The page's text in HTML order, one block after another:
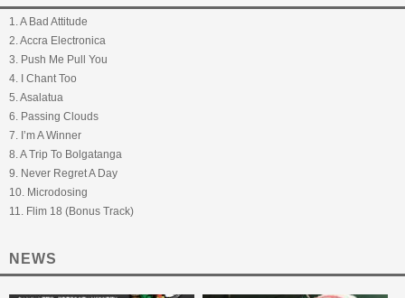
1. A Bad Attitude
2. Accra Electronica
3. Push Me Pull You
4. I Chant Too
5. Asalatua
6. Passing Clouds
7. I’m A Winner
8. A Trip To Bolgatanga
9. Never Regret A Day
10. Microdosing
11. Flim 18 (Bonus Track)
NEWS